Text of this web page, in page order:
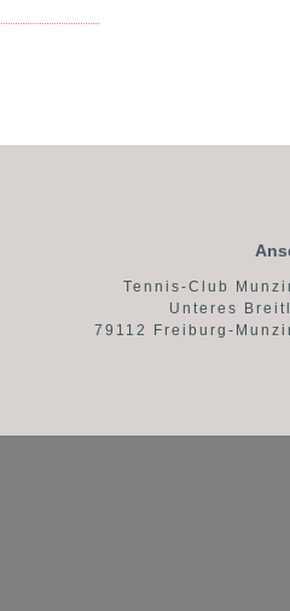
Tennis-Club
Unteres
79112 Freiburg-